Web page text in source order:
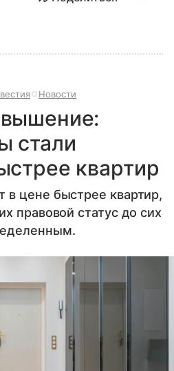
Новости
стали
квартир
в цене быстрее квартир,
правовой статус до сих